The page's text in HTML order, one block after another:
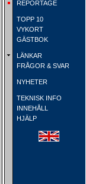
REPORTAGE
TOPP 10
VYKORT
GÄSTBOK
LÄNKAR
FRÅGOR & SVAR
NYHETER
TEKNISK INFO
INNEHÅLL
HJÄLP